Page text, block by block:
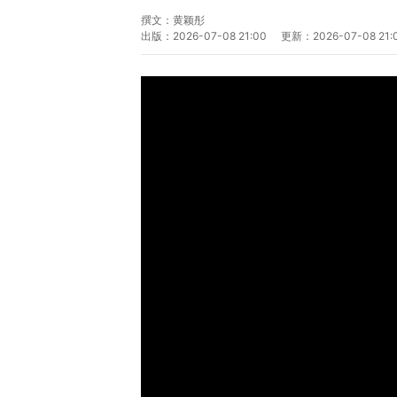
撰文： 黄颖彤
出版： 2026-07-08 21:00 更新： 2026-07-08